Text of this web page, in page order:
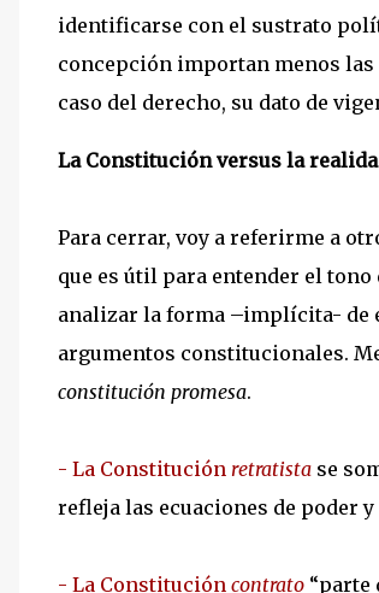
identificarse con el sustrato
concepción importan menos las
caso del derecho, su dato de
La Constitución versus la
Para cerrar, voy a referirme a
que es útil para entender el
analizar la forma –implícita- de
argumentos constitucionales.
constitución promesa.
- La Constitución retratista se
refleja las ecuaciones de poder
- La Constitución contrato “parte